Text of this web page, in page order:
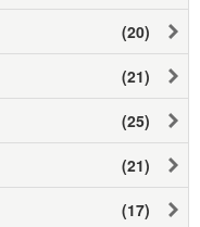
(20)
(21)
(25)
(21)
(17)